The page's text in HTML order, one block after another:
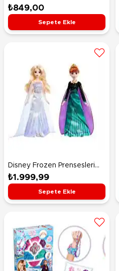
Karakter Bebekler Elsa
HLW48
₺849,00
Sepete Ekle
Disney Frozen Prensesleri
Anna ve Elsa 2'li Paket
HMK51
₺1.999,99
Sepete Ekle